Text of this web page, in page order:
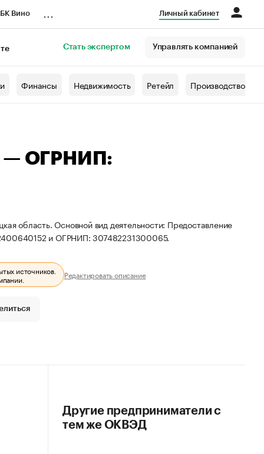
Вино Личный кабинет
Стать экспертом Управлять компанией
Финансы Недвижимость Ретейл Производство
— ОГРНИП:
область. Основной вид деятельности: Предоставление
и ОГРНИП: 307482231300065.
источников.
Редактировать описание
Другие предприниматели с
тем же ОКВЭД